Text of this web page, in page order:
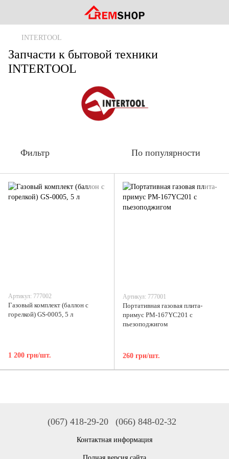
INTERTOOL
Запчасти к бытовой техники
INTERTOOL
Фильтр По популярности
Артикул: 777002
Газовый комплект (баллон с
горелкой) GS-0005, 5 л
1 200 грн/шт.
Артикул: 777001
Портативная газовая плита-
примус PM-167YC201 с
пьезоподжигом
260 грн/шт.
(067) 418-29-20 (066) 848-02-32
Контактная информация